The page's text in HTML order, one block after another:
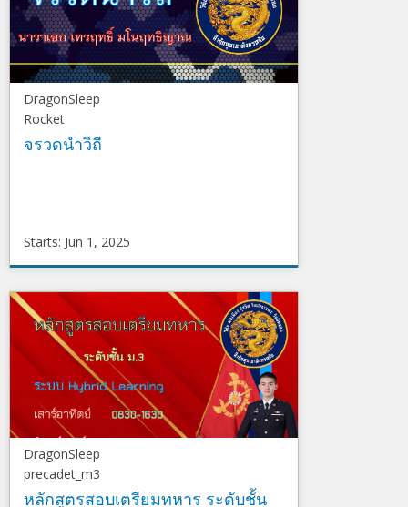
DragonSleep
Rocket
จรวดนำวิถี
Starts: Jun 1, 2025
Rocket
StartsJun
1,
2025
DragonSleep
precadet_m3
หลักสูตรสอบเตรียมทหาร ระดับชั้น